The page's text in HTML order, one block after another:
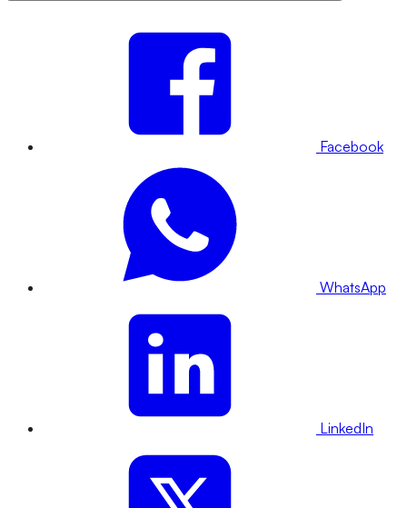
Facebook
WhatsApp
LinkedIn